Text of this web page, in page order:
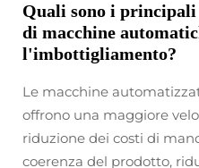
Quali sono i
di macchine
l'imbottigliamento?
Le macchine
offrono una maggiore
riduzione dei costi di
coerenza del prodotto,